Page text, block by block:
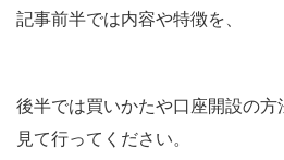
記事前半では内容や特徴を、
後半では買いかたや口座開設の
見て行ってください。